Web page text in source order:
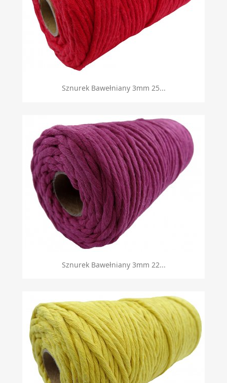
Sznurek Bawełniany 3mm 25...
Sznurek Bawełniany 3mm 22...